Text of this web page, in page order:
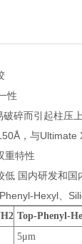
性
破碎而引起柱压
，与Ultimate
重特性
国内研发和国
Hexyl、
Top-Phenyl-
5μm